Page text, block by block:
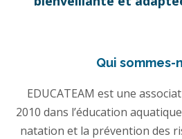
Qui sommes-
EDUCATEAM est une
2010 dans l’éducation
natation et la prévention des